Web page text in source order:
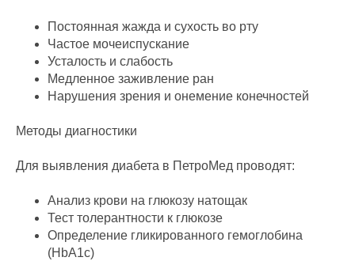
Постоянная жажда и сухость во рту
Частое мочеиспускание
Усталость и слабость
Медленное заживление ран
Нарушения зрения и онемение конечностей
Методы диагностики
Для выявления диабета в ПетроМед проводят:
Анализ крови на глюкозу натощак
Тест толерантности к глюкозе
Определение гликированного гемоглобина
(HbA1c)